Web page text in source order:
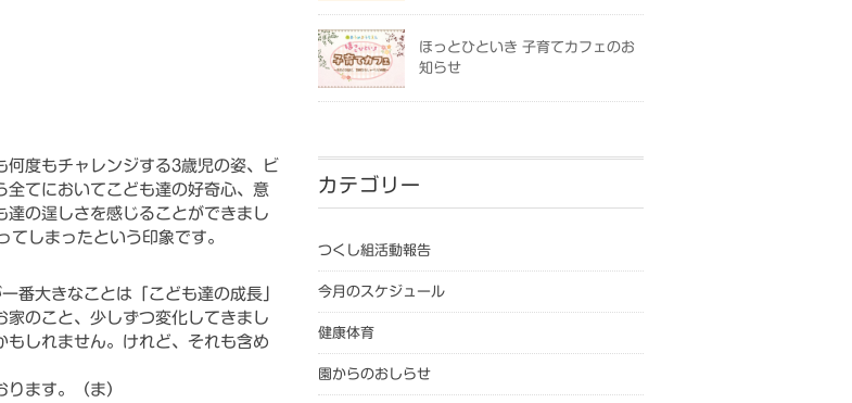
度もチャレンジする3歳児の姿、ビ
全てにおいてこども達の好奇心、意
の逞しさを感じることができまし
しまったという印象です。
番大きなことは「こども達の成長」
のこと、少しずつ変化してきまし
しれません。けれど、それも含め
ます。（ま）
ほっとひといき 子育てカフェのお
知らせ
カテゴリー
つくし組活動報告
今月のスケジュール
健康体育
園からのおしらせ